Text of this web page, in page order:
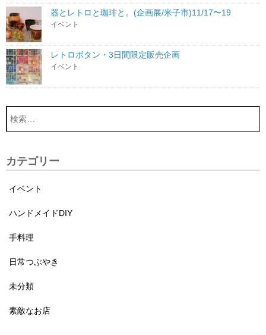
器とレトロと珈琲と。(企画展/米子市)11/17〜19
イベント
レトロボタン・3日間限定販売企画
イベント
カテゴリー
イベント
ハンドメイドDIY
手料理
日常つぶやき
未分類
素敵なお店